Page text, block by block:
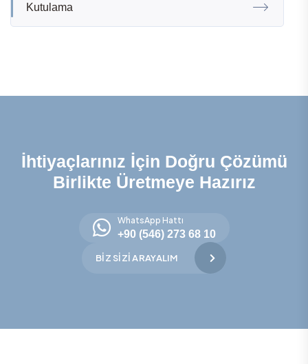
Kutulama
İhtiyaçlarınız İçin Doğru Çözümü
Birlikte Üretmeye Hazırız
WhatsApp Hattı
+90 (546) 273 68 10
BIZ SIZI ARAYALIM